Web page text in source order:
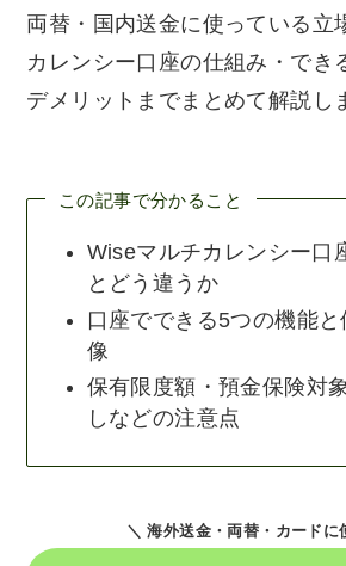
両替・国内送金に使っている立
カレンシー口座の仕組み・でき
デメリットまでまとめて解説し
この記事で分かること
Wiseマルチカレンシー口
とどう違うか
口座でできる5つの機能
像
保有限度額・預金保険対
しなどの注意点
＼ 海外送金・両替・カードに